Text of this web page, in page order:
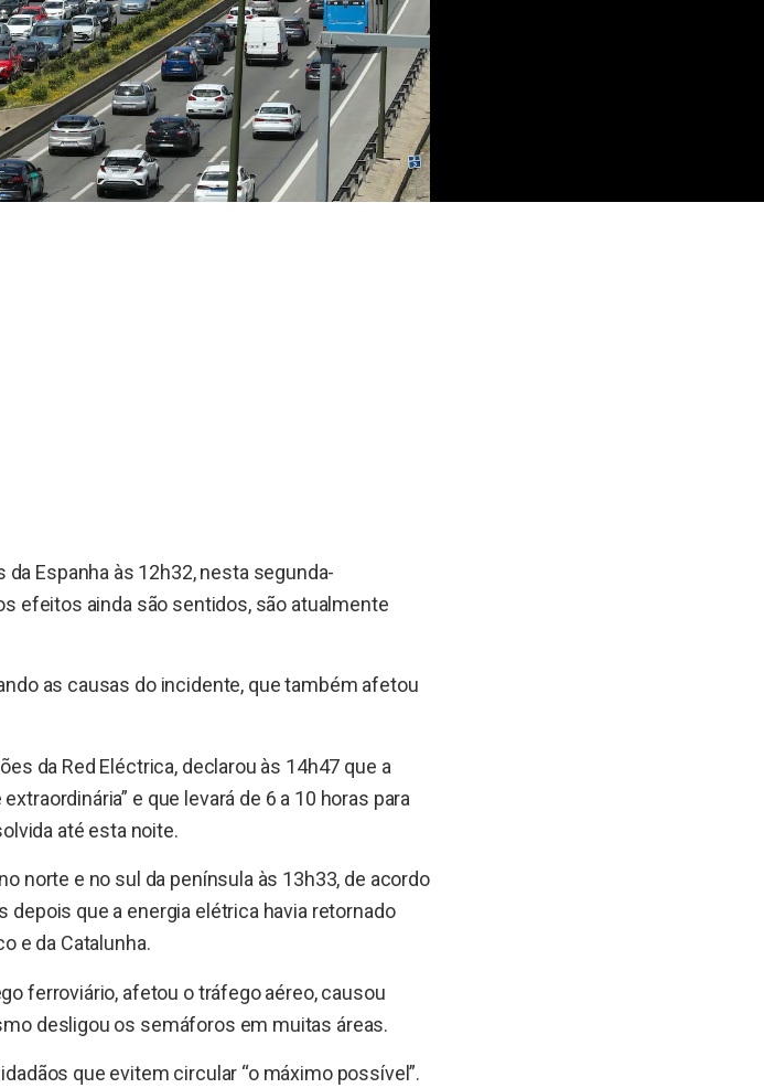
Espanha às 12h32, nesta segunda-
efeitos ainda são sentidos, são atualmente
as causas do incidente, que também afetou
da Red Eléctrica, declarou às 14h47 que a
e que levará de 6 a 10 horas para
até esta noite.
norte e no sul da península às 13h33, de acordo
depois que a energia elétrica havia retornado
e da Catalunha.
ferroviário, afetou o tráfego aéreo, causou
desligou os semáforos em muitas áreas.
que evitem circular “o máximo possível”.